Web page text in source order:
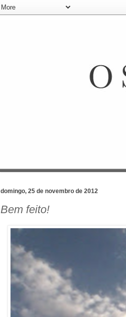
domingo, 25 de novembro de 2012
Bem feito!